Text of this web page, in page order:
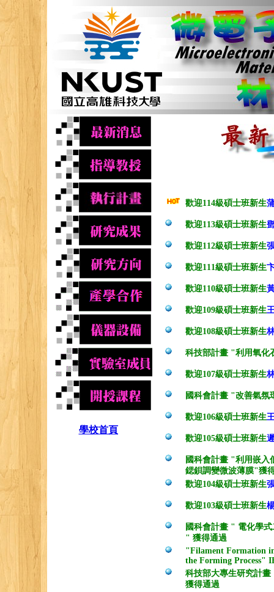
學校首頁
歡迎114級碩士班新生
歡迎113級碩士班新生
歡迎112級碩士班新生
歡迎111級碩士班新生
歡迎110級碩士班新生
歡迎109級碩士班新生
歡迎108級碩士班新生
科技部計畫 "利用氧化
歡迎107級碩士班新生
國科會計畫 "改善氣氛
歡迎106級碩士班新生
歡迎105級碩士班新生
國科會計畫 "利用嵌入
鍶鋇調變微波薄膜"獲
歡迎104級碩士班新生
歡迎103級碩士班新生
國科會計畫 " 電化學
" 獲得通過
"Filament Formation
the Forming Process"
科技部大專生研究計畫
獲得通過